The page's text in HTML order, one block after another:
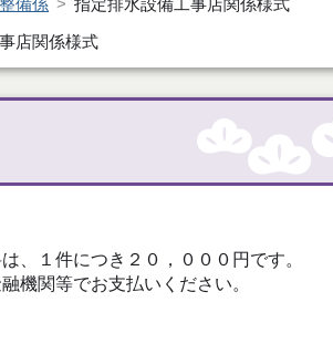
店関係様式
、１件につき２０，０００円です。
機関等でお支払いください。